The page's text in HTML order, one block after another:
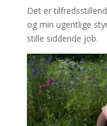
Det er
og min ugentlige
stille siddende job.